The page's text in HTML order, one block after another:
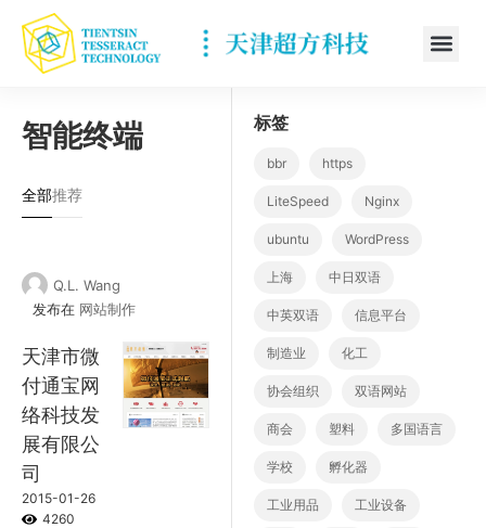
智能终端
全部推荐
Q.L. Wang
发布在 网站制作
天津市微
付通宝网
络科技发
展有限公
司
2015-01-26
4260
标签
bbr https
LiteSpeed Nginx
ubuntu WordPress
上海 中日双语
中英双语 信息平台
制造业 化工
协会组织 双语网站
商会 塑料 多国语言
学校 孵化器
工业用品 工业设备